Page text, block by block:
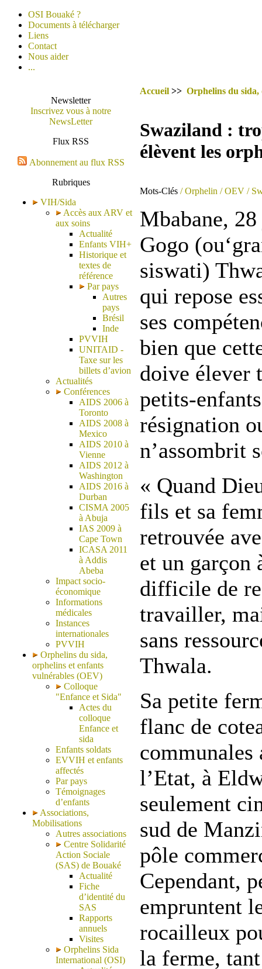
OSI Bouaké ?
Documents à télécharger
Liens
Contact
Nous aider
...
Newsletter
Inscrivez vous à notre
NewsLetter
Flux RSS
Abonnement au flux RSS
Rubriques
VIH/Sida
Accès aux ARV et
aux soins
Actualité
Enfants VIH+
Historique et
textes de
référence
Par pays
Autres
pays
Brésil
Inde
PVVIH
UNITAID -
Taxe sur les
billets d’avion
Actualités
Conférences
AIDS 2006 à
Toronto
AIDS 2008 à
Mexico
AIDS 2010 à
Vienne
AIDS 2012 à
Washington
AIDS 2016 à
Durban
CISMA 2005
à Abuja
IAS 2009 à
Cape Town
ICASA 2011
à Addis
Abeba
Impact socio-
économique
Informations
médicales
Instances
internationales
PVVIH
Orphelins du sida,
orphelins et enfants
vulnérables (OEV)
Colloque
"Enfance et Sida"
Actes du
colloque
Enfance et
sida
Enfants soldats
EVVIH et enfants
affectés
Par pays
Témoignages
d’enfants
Associations,
Mobilisations
Autres associations
Centre Solidarité
Action Sociale
(SAS) de Bouaké
Actualité
Fiche
d’identité du
SAS
Rapports
annuels
Visites
Orphelins Sida
International (OSI)
Accueil >> Orphelins du
Swaziland :
élèvent les
Mots-Clés / Orphelin / OEV /
Mbabane,
Gogo
siswati)
qui repose
ses
bien que
doive élever
petits-
résignation
n’assombrit
« Quand
fils et sa
retrouvée
et un garçon
difficile de
travailler,
sans
Thwala.
Sa petite
flanc de
communales
l’Etat, à
seulement
sud de
pôle
Cependant,
empruntent
rocailleux
la ferme,